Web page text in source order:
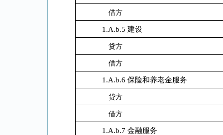
借方
1.A.b.5 建设
贷方
借方
1.A.b.6 保险和养老金服务
贷方
借方
1.A.b.7 金融服务